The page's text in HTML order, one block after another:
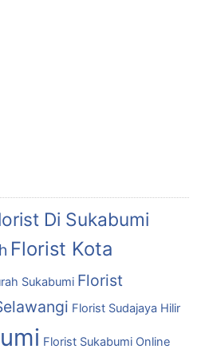
Di Sukabumi
Florist Kota
Sukabumi Florist
Florist Sudajaya Hilir
Florist Sukabumi Online